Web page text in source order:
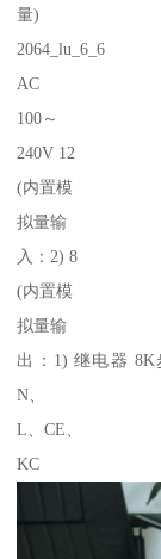
量)
2064_lu_6_6
AC
100～
240V 12
(内置模
拟量输
入：2) 8
(内置模
拟量输
出：1) 继电器 8K
N、
L、CE、
KC